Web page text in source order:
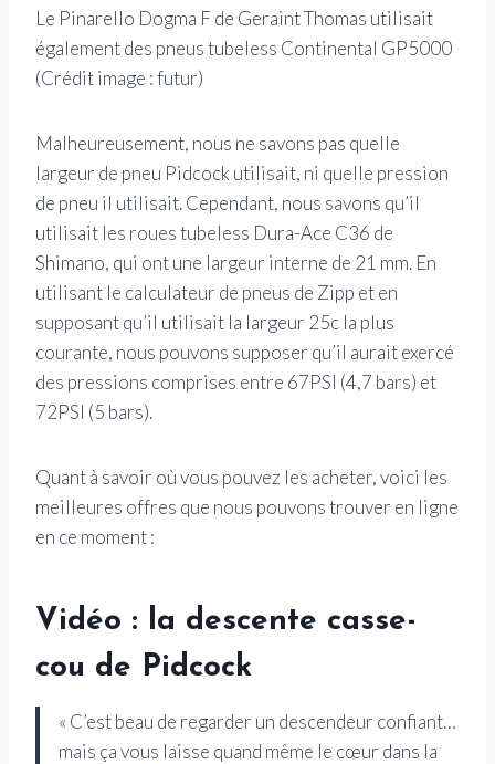
Le Pinarello Dogma F de Geraint Thomas utilisait
également des pneus tubeless Continental GP5000
(Crédit image : futur)
Malheureusement, nous ne savons pas quelle
largeur de pneu Pidcock utilisait, ni quelle pression
de pneu il utilisait. Cependant, nous savons qu’il
utilisait les roues tubeless Dura-Ace C36 de
Shimano, qui ont une largeur interne de 21 mm. En
utilisant le calculateur de pneus de Zipp et en
supposant qu’il utilisait la largeur 25c la plus
courante, nous pouvons supposer qu’il aurait exercé
des pressions comprises entre 67PSI (4,7 bars) et
72PSI (5 bars).
Quant à savoir où vous pouvez les acheter, voici les
meilleures offres que nous pouvons trouver en ligne
en ce moment :
Vidéo : la descente casse-
cou de Pidcock
« C’est beau de regarder un descendeur confiant…
mais ça vous laisse quand même le cœur dans la